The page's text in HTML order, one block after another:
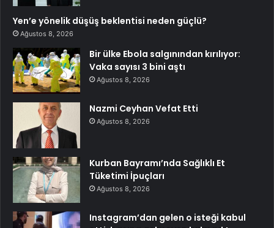
Yen’e yönelik düşüş beklentisi neden güçlü?
Ağustos 8, 2026
Bir ülke Ebola salgınından kırılıyor:
Vaka sayısı 3 bini aştı
Ağustos 8, 2026
Nazmi Ceyhan Vefat Etti
Ağustos 8, 2026
Kurban Bayramı’nda Sağlıklı Et
Tüketimi İpuçları
Ağustos 8, 2026
Instagram’dan gelen o isteği kabul